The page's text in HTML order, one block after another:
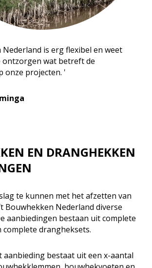
is erg flexibel en weet
ontzorgen wat betreft de
onze projecten. '
EN DRANGHEKKEN
te kunnen met het afzetten van
Bouwhekken Nederland diverse
aanbiedingen bestaan uit complete
complete drangheksets.
aanbieding bestaat uit een x-aantal